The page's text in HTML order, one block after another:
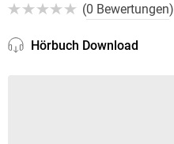
(0 Bewertungen)
Hörbuch Download